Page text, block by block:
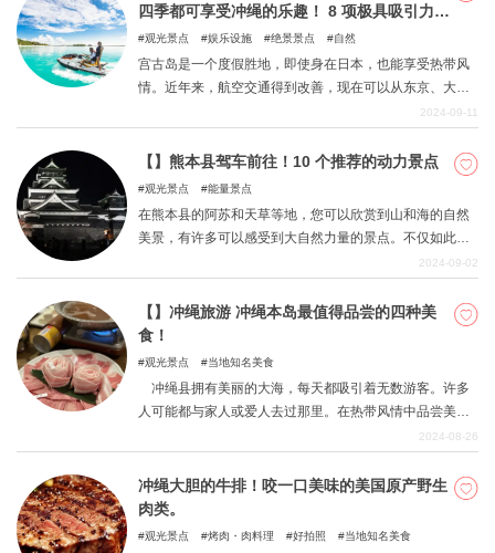
计划自己的行程吧。
四季都可享受冲绳的乐趣！ 8 项极具吸引力的
海上运动
观光景点 娱乐设施 绝景景点 自然
宫古岛是一个度假胜地，即使身在日本，也能享受热带风
情。近年来，航空交通得到改善，现在可以从东京、大
阪、名古屋等城市乘坐直飞航班前往该岛。在宫古岛，您
季）和冬季凉风习习，非常适合开展各种活动。我们为您
整理了宫古岛上适合各种人群的极具魅力的海上运动项
2024-09-11
【】熊本县驾车前往！10 个推荐的动力景点
观光景点 能量景点
在熊本县的阿苏和天草等地，您可以欣赏到山和海的自然
美景，有许多可以感受到大自然力量的景点。不仅如此，
这里还有可以感受历史的神社。在熊本县这个自然与历史
旅。
2024-09-02
【】冲绳旅游 冲绳本岛最值得品尝的四种美
食！
观光景点 当地知名美食
冲绳县拥有美丽的大海，每天都吸引着无数游客。许多
人可能都与家人或爱人去过那里。在热带风情中品尝美味
佳肴是冲绳旅游的魅力之一。本期，我们将介绍冲绳本岛
2024-08-26
冲绳大胆的牛排！咬一口美味的美国原产野生
肉类。
观光景点 烤肉・肉料理 好拍照 当地知名美食